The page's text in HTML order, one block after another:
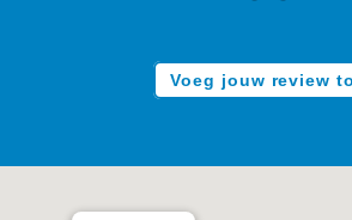
Voeg jouw review